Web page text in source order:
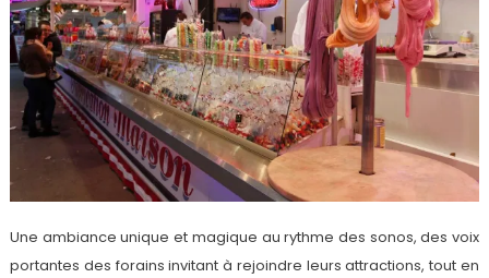
Une ambiance unique et magique au rythme des sonos, des voix
portantes des forains invitant à rejoindre leurs attractions, tout en